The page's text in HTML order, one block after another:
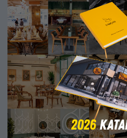
Alternatifler